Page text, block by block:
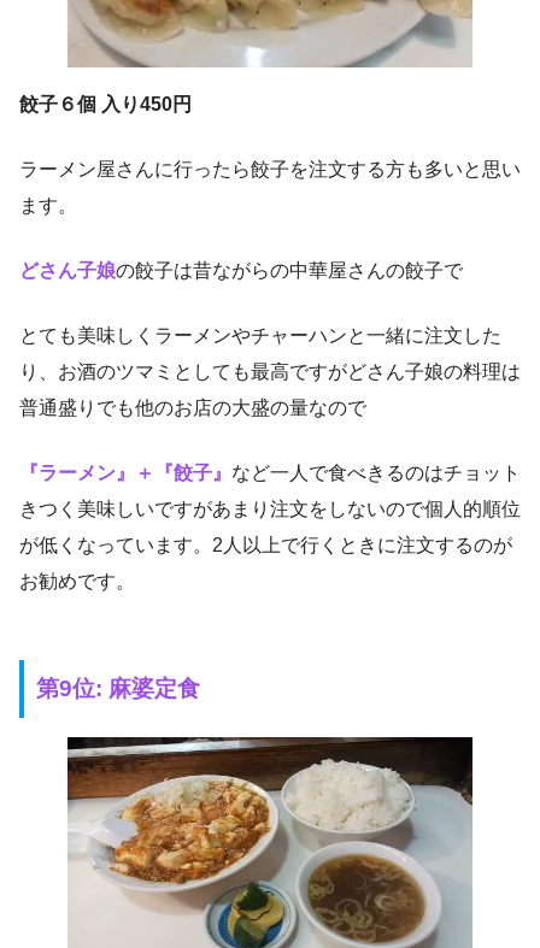
餃子６個 入り450円
ラーメン屋さんに行ったら餃子を注文する方も多いと思い
ます。
どさん子娘の餃子は昔ながらの中華屋さんの餃子で
とても美味しくラーメンやチャーハンと一緒に注文した
り、お酒のツマミとしても最高ですがどさん子娘の料理は
普通盛りでも他のお店の大盛の量なので
『ラーメン』＋『餃子』 など一人で食べきるのはチョット
きつく美味しいですがあまり注文をしないので個人的順位
が低くなっています。2人以上で行くときに注文するのが
お勧めです。
第9位: 麻婆定食